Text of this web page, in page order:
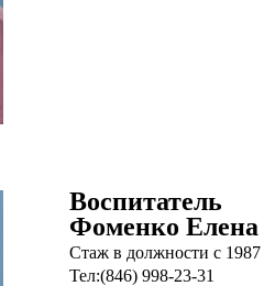
Воспитатель
Фоменко
Стаж в должности с 1987
Тел:(846) 998-23-31